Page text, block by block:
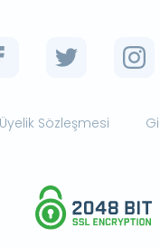
Üyelik Sözleşmesi